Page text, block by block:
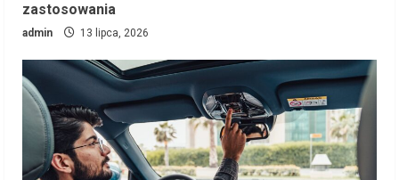
zastosowania
admin 13 lipca, 2026